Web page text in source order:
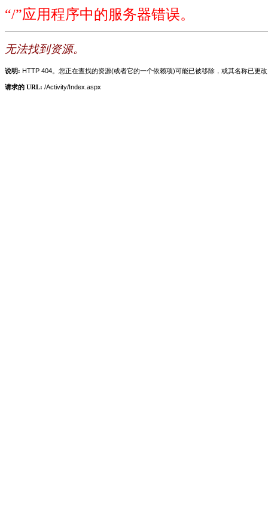
“/”应用程序中的服务器错误。
无法找到资源。
说明: HTTP 404。您正在查找的资源(或者它的一个依赖项)可能已被移除，或其名称已更
请求的 URL: /Activity/Index.aspx